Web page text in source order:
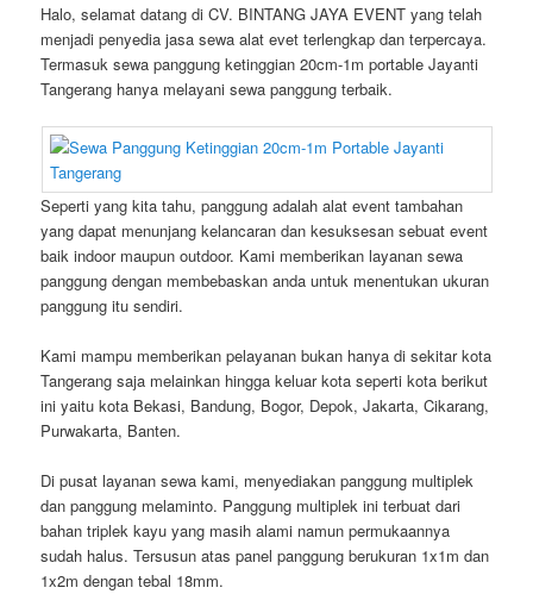
Halo, selamat datang di CV. BINTANG JAYA EVENT yang telah
menjadi penyedia jasa sewa alat evet terlengkap dan terpercaya.
Termasuk sewa panggung ketinggian 20cm-1m portable Jayanti
Tangerang hanya melayani sewa panggung terbaik.
Seperti yang kita tahu, panggung adalah alat event tambahan
yang dapat menunjang kelancaran dan kesuksesan sebuat event
baik indoor maupun outdoor. Kami memberikan layanan sewa
panggung dengan membebaskan anda untuk menentukan ukuran
panggung itu sendiri.
Kami mampu memberikan pelayanan bukan hanya di sekitar kota
Tangerang saja melainkan hingga keluar kota seperti kota berikut
ini yaitu kota Bekasi, Bandung, Bogor, Depok, Jakarta, Cikarang,
Purwakarta, Banten.
Di pusat layanan sewa kami, menyediakan panggung multiplek
dan panggung melaminto. Panggung multiplek ini terbuat dari
bahan triplek kayu yang masih alami namun permukaannya
sudah halus. Tersusun atas panel panggung berukuran 1x1m dan
1x2m dengan tebal 18mm.